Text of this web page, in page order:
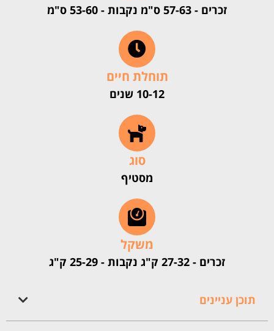
זכרים - 57-63 ס"מ נקבות - 53-60 ס"מ
תוחלת חיים
10-12 שנים
סוג
מסטיף
משקל
זכרים - 27-32 ק"ג נקבות - 25-29 ק"ג
תוכן עניינים